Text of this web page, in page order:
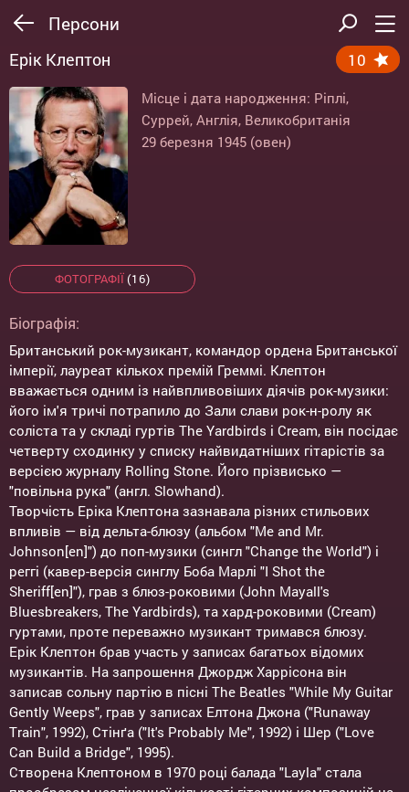
Персони
Ерік Клептон 10
Місце і дата народження: Ріплі,
Суррей, Англія, Великобританія
29 березня 1945 (овен)
ФОТОГРАФІЇ(16)
Біографія:
Британський рок-музикант, командор ордена Британської
імперії, лауреат кількох премій Греммі. Клептон
вважається одним із найвпливовіших діячів рок-музики:
його ім'я тричі потрапило до Зали слави рок-н-ролу як
соліста та у складі гуртів The Yardbirds і Cream, він посідає
четверту сходинку у списку найвидатніших гітарістів за
версією журналу Rolling Stone. Його прізвисько —
"повільна рука" (англ. Slowhand).
Творчість Еріка Клептона зазнавала різних стильових
впливів — від дельта-блюзу (альбом "Me and Mr.
Johnson[en]") до поп-музики (сингл "Change the World") і
реггі (кавер-версія синглу Боба Марлі "I Shot the
Sheriff[en]"), грав з блюз-роковими (John Mayall's
Bluesbreakers, The Yardbirds), та хард-роковими (Cream)
гуртами, проте переважно музикант тримався блюзу.
Ерік Клептон брав участь у записах багатьох відомих
музикантів. На запрошення Джордж Харрісона він
записав сольну партію в пісні The Beatles "While My Guitar
Gently Weeps", грав у записах Елтона Джона ("Runaway
Train", 1992), Стінґа ("It's Probably Me", 1992) і Шер ("Love
Can Build a Bridge", 1995).
Створена Клептоном в 1970 році балада "Layla" стала